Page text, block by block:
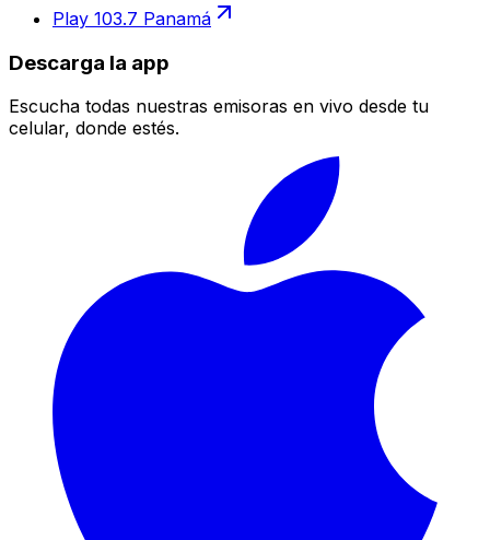
Play 103.7 Panamá
Descarga la app
Escucha todas nuestras emisoras en vivo desde tu
celular, donde estés.